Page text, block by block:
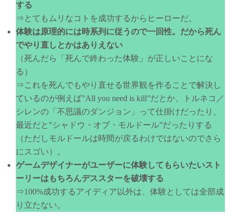
する
⇒とてもムリなコトを成功するからヒーローだ。
体験は原理的には時系列に従うので一回性。だから死ん
でやり直しとかはありえない
（死んだら「死んで終わった体験」が正しいことにな
る）
⇒これを死んでもやり直せる世界観を作ることで解決し
ているのが例えば”All you need is kill”だとか、トルネコ／
シレンの「不思議のダンジョン」って仕掛けだったり、
最近だと”シャドウ・オブ・モルドール”だったりする
（ただしモルドールは時間が戻るわけではないのでさら
にスゴい）。
ゲームデザイナーがユーザーに体験してもらいたいスト
ーリーはもちろんデススターを破壊する
⇒100%成功するアイディア以外は、体験としては全部成
り立たない。